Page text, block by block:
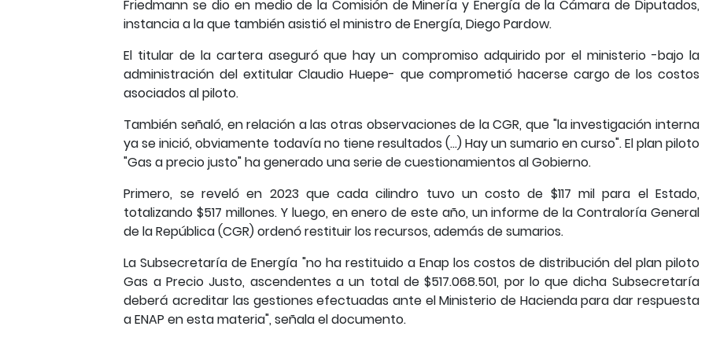
Friedmann se dio en medio de la Comisión de Minería y Energía de la Cámara de Diputados,
instancia a la que también asistió el ministro de Energía, Diego Pardow.
El titular de la cartera aseguró que hay un compromiso adquirido por el ministerio -bajo la
administración del extitular Claudio Huepe- que comprometió hacerse cargo de los costos
asociados al piloto.
También señaló, en relación a las otras observaciones de la CGR, que "la investigación interna
ya se inició, obviamente todavía no tiene resultados (...) Hay un sumario en curso". El plan piloto
"Gas a precio justo" ha generado una serie de cuestionamientos al Gobierno.
Primero, se reveló en 2023 que cada cilindro tuvo un costo de $117 mil para el Estado,
totalizando $517 millones. Y luego, en enero de este año, un informe de la Contraloría General
de la República (CGR) ordenó restituir los recursos, además de sumarios.
La Subsecretaría de Energía "no ha restituido a Enap los costos de distribución del plan piloto
Gas a Precio Justo, ascendentes a un total de $517.068.501, por lo que dicha Subsecretaría
deberá acreditar las gestiones efectuadas ante el Ministerio de Hacienda para dar respuesta
a ENAP en esta materia", señala el documento.